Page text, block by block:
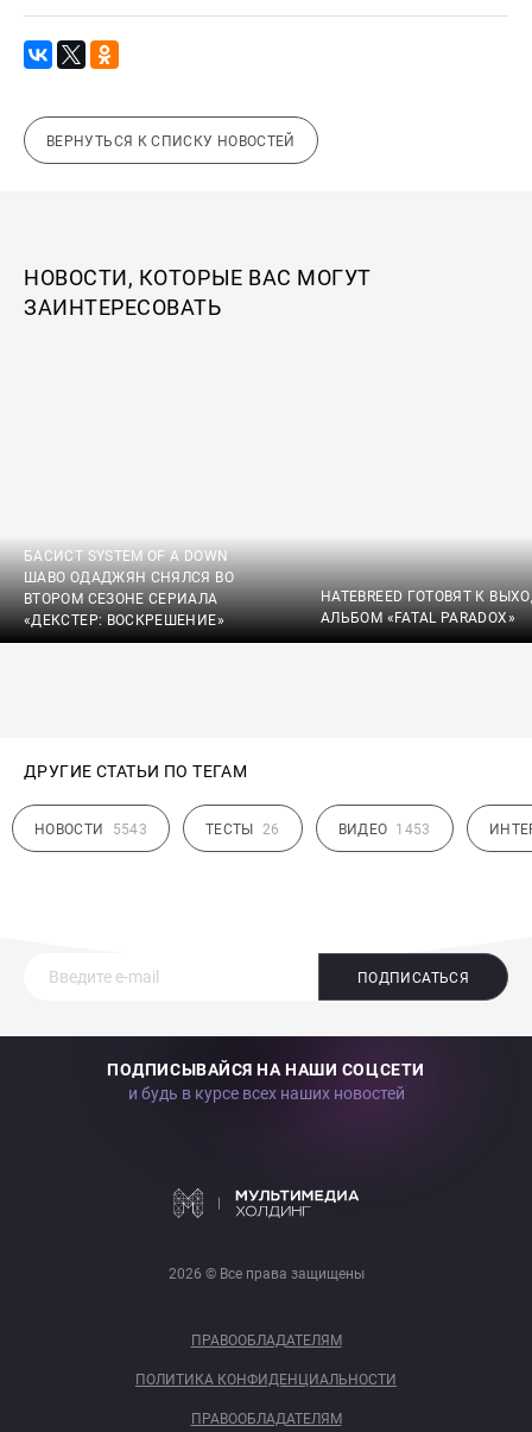
ВЕРНУТЬСЯ К СПИСКУ НОВОСТЕЙ
НОВОСТИ, КОТОРЫЕ ВАС МОГУТ
ЗАИНТЕРЕСОВАТЬ
БАСИСТ SYSTEM OF A DOWN
ШАВО ОДАДЖЯН СНЯЛСЯ ВО
ВТОРОМ СЕЗОНЕ СЕРИАЛА
«ДЕКСТЕР: ВОСКРЕШЕНИЕ»
HATEBREED ГОТОВЯТ К
АЛЬБОМ «FATAL PARADOX»
ДРУГИЕ СТАТЬИ ПО ТЕГАМ
НОВОСТИ 5543 ТЕСТЫ 26 ВИДЕО 1453
ПОДПИСАТЬСЯ
ПОДПИСЫВАЙСЯ НА НАШИ СОЦСЕТИ
и будь в курсе всех наших новостей
2026 © Все права защищены
ПРАВООБЛАДАТЕЛЯМ
ПОЛИТИКА КОНФИДЕНЦИАЛЬНОСТИ
ПРАВООБЛАДАТЕЛЯМ